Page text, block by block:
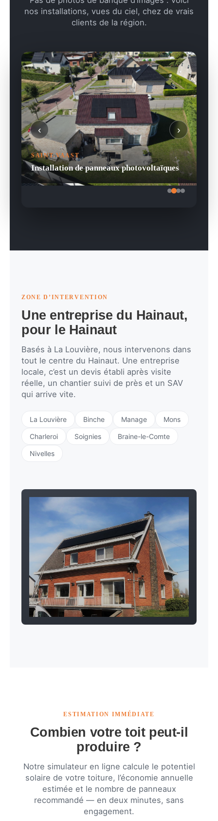
nos installations, vues du ciel, chez de vrais
clients de la région.
SAINT-VAAST
Installation de panneaux photovoltaïques
‹ ›
ZONE D’INTERVENTION
Une entreprise du Hainaut,
pour le Hainaut
Basés à La Louvière, nous intervenons dans
tout le centre du Hainaut. Une entreprise
locale, c’est un devis établi après visite
réelle, un chantier suivi de près et un SAV
qui arrive vite.
La Louvière Binche Manage Mons
Charleroi Soignies Braine-le-Comte
Nivelles
ESTIMATION IMMÉDIATE
Combien votre toit peut-il
produire ?
Notre simulateur en ligne calcule le potentiel
solaire de votre toiture, l’économie annuelle
estimée et le nombre de panneaux
recommandé — en deux minutes, sans
engagement.